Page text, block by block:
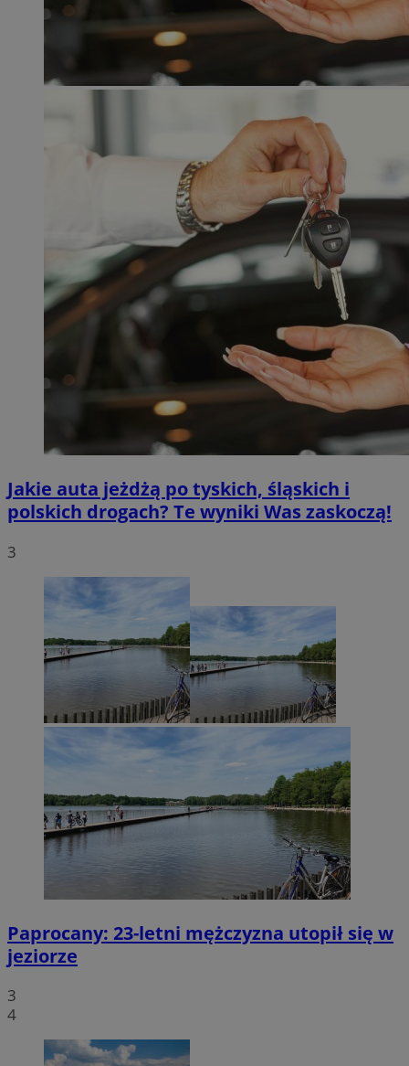
Jakie auta jeżdżą po tyskich, śląskich i
polskich drogach? Te wyniki Was zaskoczą!
3
Paprocany: 23-letni mężczyzna utopił się w
jeziorze
3
4